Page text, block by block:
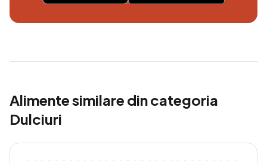
Alimente similare din categoria
Dulciuri